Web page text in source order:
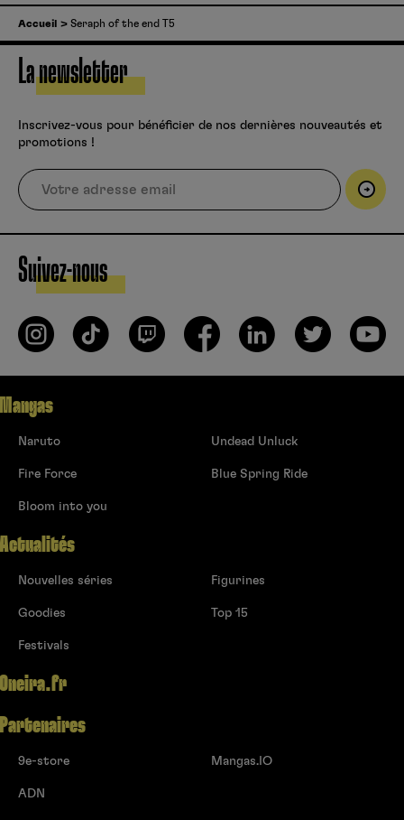
Accueil Seraph of the end T5
La newsletter
Inscrivez-vous pour bénéficier de nos dernières nouveautés et
promotions !
Suivez-nous
Mangas
Naruto
Fire Force
Bloom into you
Undead Unluck
Blue Spring Ride
Actualités
Nouvelles séries
Goodies
Festivals
Figurines
Top 15
Oneira.fr
Partenaires
9e-store
ADN
Mangas.IO